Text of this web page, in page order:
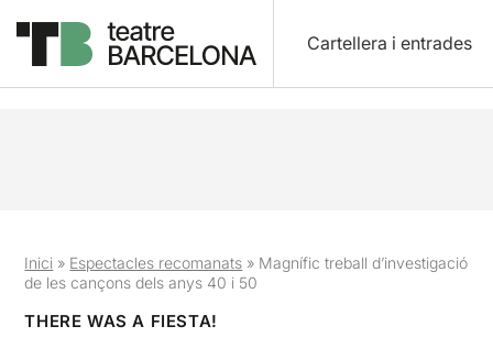
Cartellera i entrades
Inici » Espectacles recomanats » Magnífic treball d’investigació
de les cançons dels anys 40 i 50
THERE WAS A FIESTA!